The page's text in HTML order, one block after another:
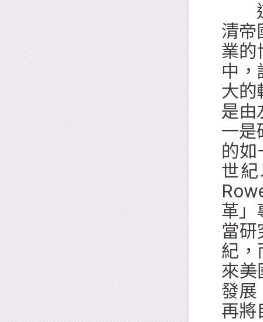
這
清帝
業的
中，
大的
是由
一是
的
世
革」
當研
紀，
來美
發展
再將